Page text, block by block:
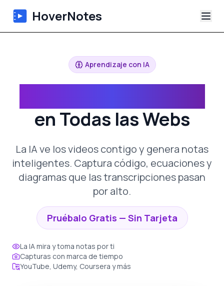
HoverNotes
Acerca de
Blog
Aprendizaje con IA
en Todas las Webs
La IA ve los videos contigo y genera notas
inteligentes. Captura código, ecuaciones y
diagramas que las transcripciones pasan
por alto.
Pruébalo Gratis — Sin Tarjeta
La IA mira y toma notas por ti
Capturas con marca de tiempo
YouTube, Udemy, Coursera y más